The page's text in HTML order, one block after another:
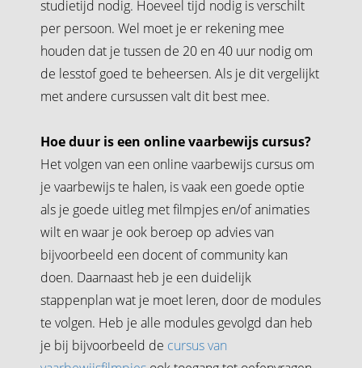
studietijd nodig. Hoeveel tijd nodig is verschilt
per persoon. Wel moet je er rekening mee
houden dat je tussen de 20 en 40 uur nodig om
de lesstof goed te beheersen. Als je dit vergelijkt
met andere cursussenvalt dit best mee.
Hoe duur is een online vaarbewijs cursus?
Het volgen van een online vaarbewijs cursus om
je vaarbewijs te halen, is vaak een goede optie
als je goede uitleg met filmpjes en/of animaties
wilt en waar je ook beroep op advies van
bijvoorbeeld een docent of community kan
doen. Daarnaast heb je een duidelijk
stappenplan wat je moet leren, door de modules
te volgen. Heb je alle modules gevolgd dan heb
je bij bijvoorbeeld de cursus van